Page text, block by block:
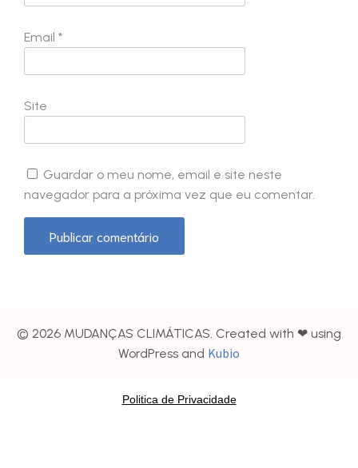
Email *
Site
Guardar o meu nome, email e site neste
navegador para a próxima vez que eu comentar.
© 2026 MUDANÇAS CLIMÁTICAS. Created with ❤ using
WordPress and Kubio
Politica de Privacidade